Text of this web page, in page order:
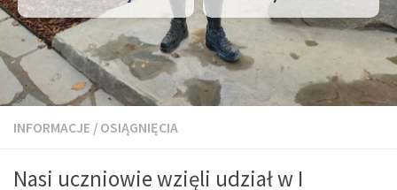
INFORMACJE / OSIĄGNIĘCIA
Nasi uczniowie wzięli udział w I